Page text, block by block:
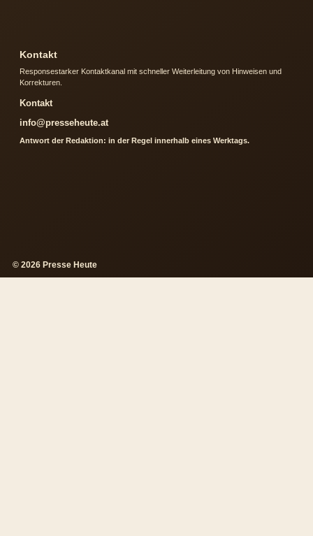
Kontakt
Responsestarker Kontaktkanal mit schneller Weiterleitung von Hinweisen und
Korrekturen.
Kontakt
info@presseheute.at
Antwort der Redaktion: in der Regel innerhalb eines Werktags.
© 2026 Presse Heute